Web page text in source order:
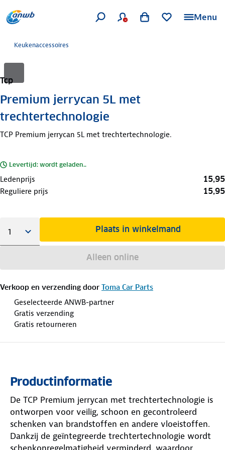
Menu
Keukenaccessoires
Tcp
Premium jerrycan 5L met
trechtertechnologie
TCP Premium jerrycan 5L met trechtertechnologie.
Levertijd: wordt geladen..
Ledenprijs 15,95
Reguliere prijs 15,95
Plaats in winkelmand
Alleen online
Verkoop en verzending door Toma Car Parts
Geselecteerde ANWB-partner
Gratis verzending
Gratis retourneren
Productinformatie
De TCP Premium jerrycan met trechtertechnologie is
ontworpen voor veilig, schoon en gecontroleerd
schenken van brandstoffen en andere vloeistoffen.
Dankzij de geïntegreerde trechtertechnologie wordt